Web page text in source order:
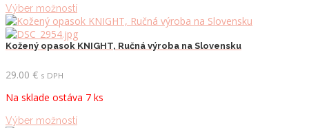
stránke
produktu.
Výber možnostíTento
produkt
má
viacero
môžete
na
Kožený opasok KNIGHT, Ručná výroba na Slovensku
29.00 € s DPH
Na sklade ostáva 7 ks
Výber možnostíTento